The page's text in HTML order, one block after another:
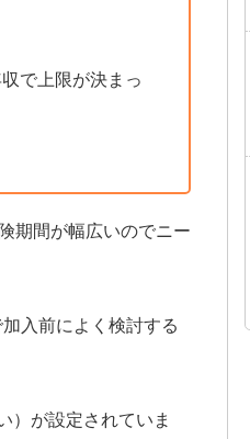
で上限が決まっ
期間が幅広いのでニー
入前によく検討する
）が設定されていま